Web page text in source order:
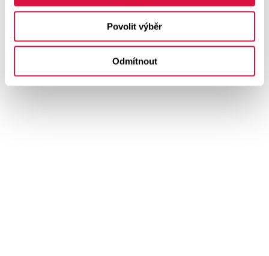
Povolit výběr
Odmítnout